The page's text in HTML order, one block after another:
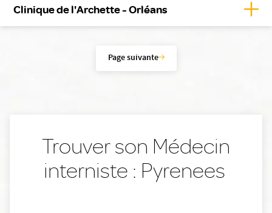
Clinique de l'Archette - Orléans
Page suivante
Trouver son Médecin
interniste : Pyrenees